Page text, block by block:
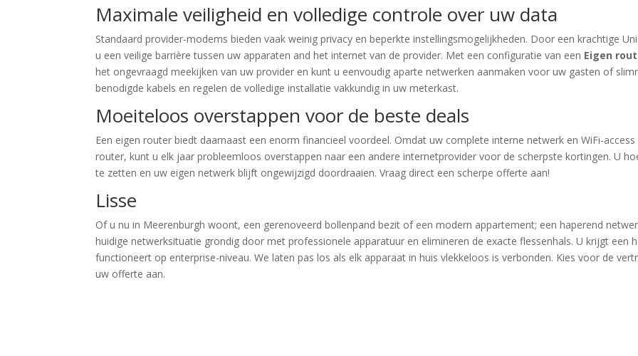
Maximale veiligheid en volledige controle over uw data
Standaard provider-modems bieden vaak weinig privacy en beperkte instellingsmogelijkheden. Door een krachtige
u een veilige barrière tussen uw apparaten and het internet van de provider. Met een configuratie van een Eigen
het ongevraagd meekijken van uw provider en kunt u eenvoudig aparte netwerken aanmaken voor uw gasten of
benodigde kabels en regelen de volledige installatie vakkundig in uw meterkast.
Moeiteloos overstappen voor de beste deals
Een eigen router biedt daarnaast een enorm financieel voordeel. Omdat uw complete interne netwerk en WiFi-
router, kunt u elk jaar probleemloos overstappen naar een andere internetprovider voor de scherpste kortingen. U
te zetten en uw eigen netwerk blijft ongewijzigd doordraaien. Vraag direct een scherpe offerte aan!
Lisse
Of u nu in Meerenburgh woont, een gerenoveerd bollenpand bezit of een modern appartement; een haperend
huidige netwerksituatie grondig door met professionele apparatuur en elimineren de exacte flessenhals. U krijgt een
functioneert op enterprise-niveau. We laten pas los als elk apparaat in huis vlekkeloos is verbonden. Kies voor de
uw offerte aan.